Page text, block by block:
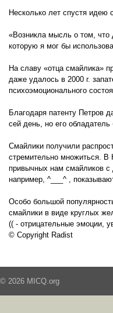
Несколько лет спустя
«Возникла мысль о том, что
которую я мог бы
На славу «отца смайлика»
даже удалось в 2000 г.
психоэмоционального
Благодаря патенту Петров
сей день, но его
Смайлики получили
стремительно множиться. В
привычных нам смайликов с
например, ^___^ ,
Особо большой
смайлики в виде круглых
(( - отрицательные эмоции,
© Copyright Radist
© 2026 MICQ.org